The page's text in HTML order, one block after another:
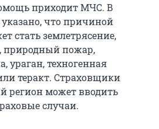
приходит МЧС. В
что причиной
стать землетрясение,
природный пожар,
ураган, техногенная
теракт. Страховщики
регион может вводить
случаи.